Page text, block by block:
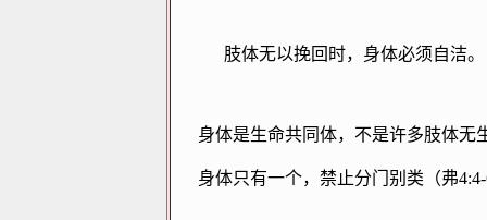
肢体无以挽回时，身体必须自洁
身体是生命共同体，不是许多肢体无
身体只有一个，禁止分门别类（弗